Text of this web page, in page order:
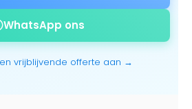
WhatsApp ons
vrijblijvende offerte aan →